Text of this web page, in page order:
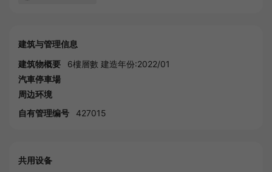
建筑与管理信息
建筑物概要
6樓層數 建造年份:2022/01
汽車停車場
周边环境
自有管理编号
427015
共用设备